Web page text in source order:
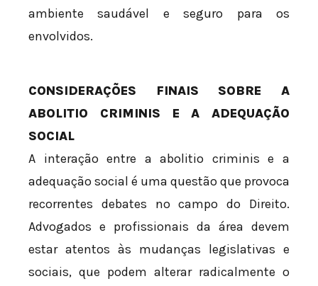
ambiente saudável e seguro para os
envolvidos.
CONSIDERAÇÕES FINAIS SOBRE A
ABOLITIO CRIMINIS E A ADEQUAÇÃO
SOCIAL
A interação entre a abolitio criminis e a
adequação social é uma questão que provoca
recorrentes debates no campo do Direito.
Advogados e profissionais da área devem
estar atentos às mudanças legislativas e
sociais, que podem alterar radicalmente o